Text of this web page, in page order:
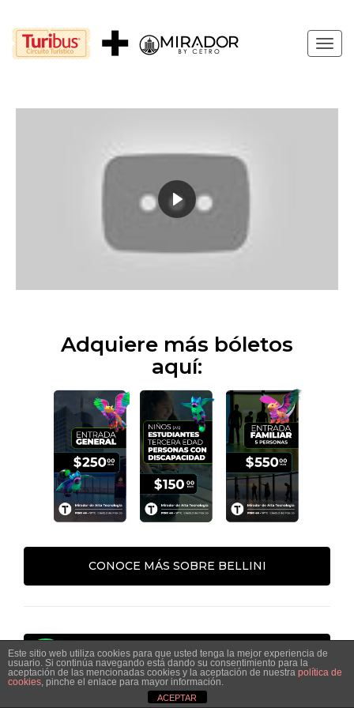
Adquiere más bóletos
aquí:
CONOCE MÁS SOBRE BELLINI
COMPRA TU BOLETO PARA MIRADOR
BY CETRO
Este sitio web utiliza cookies para que usted tenga la mejor experiencia de
usuario. Si continúa navegando está dando su consentimiento para la
aceptación de las mencionadas cookies y la aceptación de nuestra política de
cookies, pinche el enlace para mayor información.
ACEPTAR